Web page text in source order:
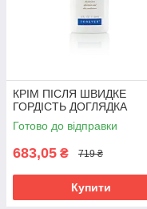
КРІМ ПІСЛЯ ШВИДКЕ
ГОРДІСТЬ ДОГЛЯДКА
Готово до відправки
683,05 ₴ 719 ₴
Купити